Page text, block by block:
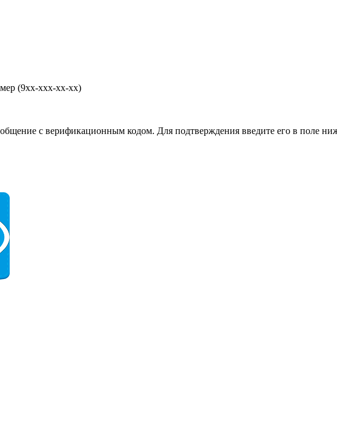
(9хх-ххх-хх-хх)
с верификационным кодом. Для подтверждения введите его в поле